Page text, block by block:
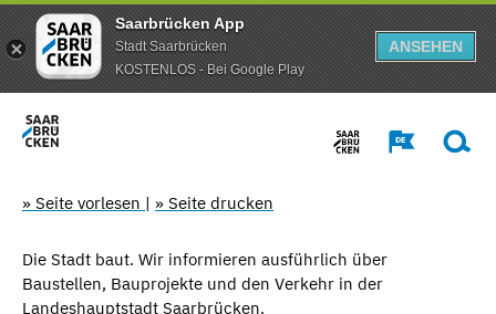
Saarbrücken App
Stadt Saarbrücken
KOSTENLOS - Bei Google Play
ANSEHEN
» Seite vorlesen | » Seite drucken
Die Stadt baut. Wir informieren ausführlich über
Baustellen, Bauprojekte und den Verkehr in der
Landeshauptstadt Saarbrücken.